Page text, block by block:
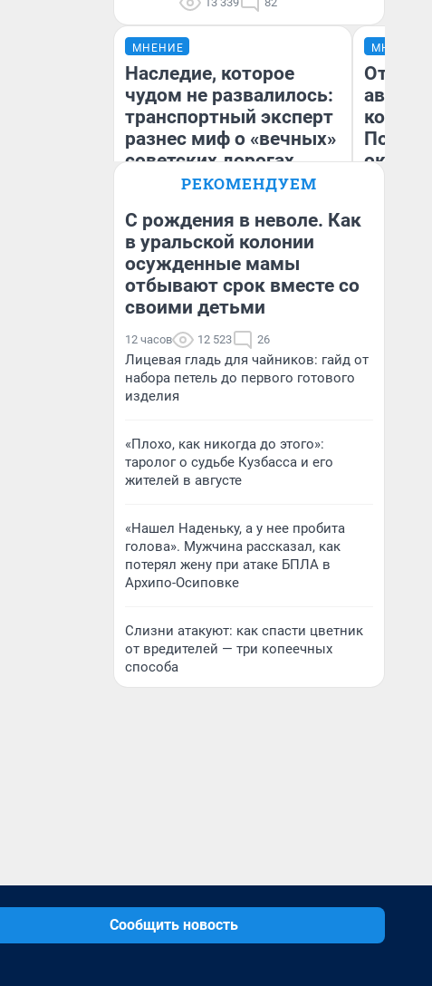
МНЕНИЕ
Наследие, которое
чудом не развалилось:
транспортный эксперт
разнес миф о «вечных»
советских дорогах
Олег Арефьев
владелец в транспортном
бизнесе
МНЕНИЕ
От
РЕКОМЕНДУЕМ
С рождения в неволе. Как
в уральской колонии
осужденные мамы
отбывают срок вместе со
своими детьми
12 часов 12 523 26
Лицевая гладь для чайников: гайд от
набора петель до первого готового
изделия
«Плохо, как никогда до этого»:
таролог о судьбе Кузбасса и его
жителей в августе
«Нашел Наденьку, а у нее пробита
голова». Мужчина рассказал, как
потерял жену при атаке БПЛА в
Архипо-Осиповке
Слизни атакуют: как спасти цветник
от вредителей — три копеечных
способа
Сообщить новость